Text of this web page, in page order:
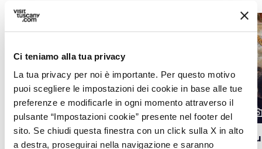
Ci teniamo alla tua privacy
La tua privacy per noi è importante. Per questo motivo
puoi scegliere le impostazioni dei cookie in base alle tue
preferenze e modificarle in ogni momento attraverso il
pulsante “Impostazioni cookie” presente nel footer del
sito. Se chiudi questa finestra con un click sulla X in alto
a destra, proseguirai nella navigazione e saranno
photo_camera Attrazioni
Parco Regionale
favorite_border
photo_camera Attrazioni
favorite_border